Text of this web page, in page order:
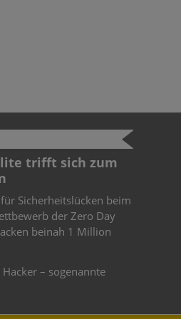
trifft sich zum
Sicherheitslücken beim
der Zero Day
beinah 1 Million
Hacker – sogenannte